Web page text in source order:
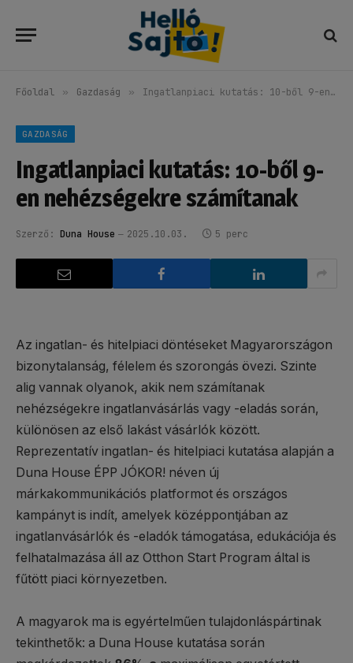
Főoldal » Gazdaság » Ingatlanpiaci kutatás: 10-ből 9-en nehézségekre számítanak
GAZDASÁG
Ingatlanpiaci kutatás: 10-ből 9-
en nehézségekre számítanak
Szerző: Duna House 2025.10.03. 5 perc
Az ingatlan- és hitelpiaci döntéseket Magyarországon
bizonytalanság, félelem és szorongás övezi. Szinte
alig vannak olyanok, akik nem számítanak
nehézségekre ingatlanvásárlás vagy -eladás során,
különösen az első lakást vásárlók között.
Reprezentatív ingatlan- és hitelpiaci kutatása alapján a
Duna House ÉPP JÓKOR! néven új
márkakommunikációs platformot és országos
kampányt is indít, amelyek középpontjában az
ingatlanvásárlók és -eladók támogatása, edukációja és
felhatalmazása áll az Otthon Start Program által is
fűtött piaci környezetben.
A magyarok ma is egyértelműen tulajdonláspártinak
tekinthetők: a Duna House kutatása során